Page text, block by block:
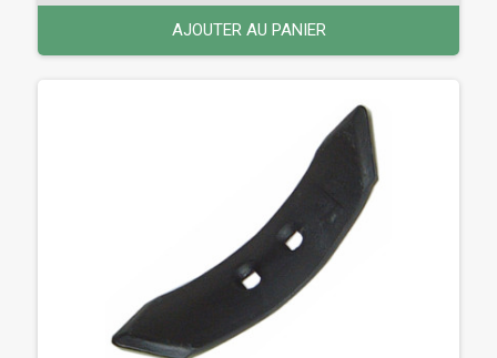
AJOUTER AU PANIER